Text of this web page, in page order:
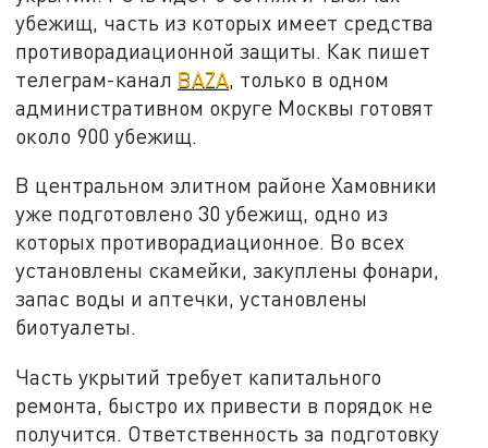
убежищ, часть из которых имеет средства
противорадиационной защиты. Как пишет
телеграм-канал BAZA, только в одном
административном округе Москвы готовят
около 900 убежищ.
В центральном элитном районе Хамовники
уже подготовлено 30 убежищ, одно из
которых противорадиационное. Во всех
установлены скамейки, закуплены фонари,
запас воды и аптечки, установлены
биотуалеты.
Часть укрытий требует капитального
ремонта, быстро их привести в порядок не
получится. Ответственность за подготовку